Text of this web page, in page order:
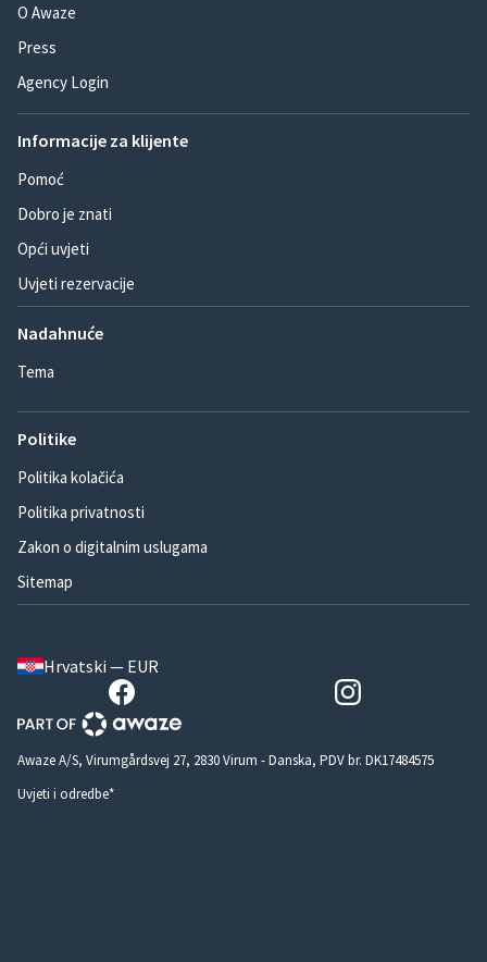
O Awaze
Press
Agency Login
Informacije za klijente
Pomoć
Dobro je znati
Opći uvjeti
Uvjeti rezervacije
Nadahnuće
Tema
Politike
Politika kolačića
Politika privatnosti
Zakon o digitalnim uslugama
Sitemap
Hrvatski — EUR
Awaze A/S, Virumgårdsvej 27, 2830 Virum - Danska, PDV br. DK17484575
Uvjeti i odredbe*